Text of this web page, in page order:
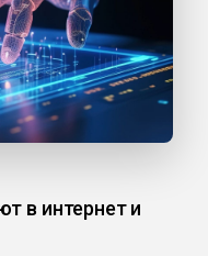
в интернет и